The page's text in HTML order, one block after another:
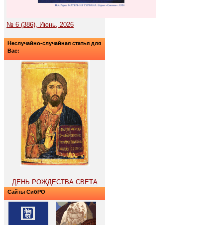
№ 6 (386), Июнь, 2026
Неслучайно-случайная статья для
Вас:
ДЕНЬ РОЖДЕСТВА СВЕТА
Сайты СибРО